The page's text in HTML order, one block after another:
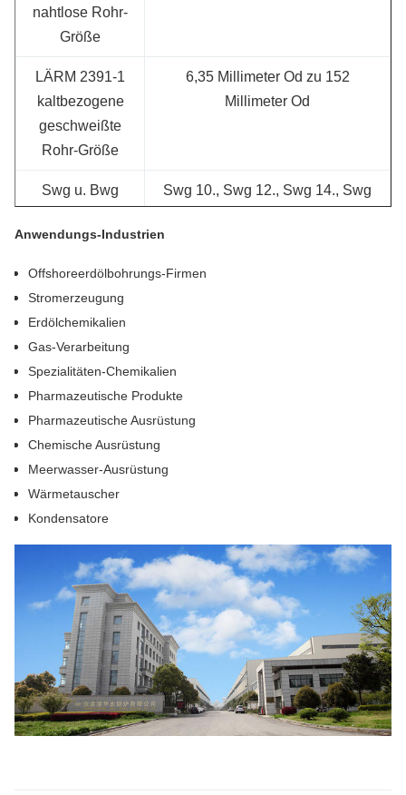
nahtlose Rohr-
Größe
LÄRM 2391-1
kaltbezogene
geschweißte
Rohr-Größe
6,35 Millimeter Od zu 152
Millimeter Od
Swg u. Bwg
Swg 10., Swg 12., Swg 14., Swg
kaltbezogene
Rohr-
Wandstärke
Wandstärken verfügbar)
Länge
Standard- u. Schnittlänge Rohr u.
Poliert, AP (getempert u. in Essig
Form
Runde, hydraulische, ‚u-‘ Biegung
oder Höhle, LSAW, Kessel,
gerades Rohr, plattiertes Rohr-,
rechteckiges, quadratischesrohr
usw.
Art
Geschweißt, nahtlos, ERW, EFW,
fabriziertes Rohr, ‚u-‘ Biegung oder
Anwendungs-Industrien
Offshoreerdölbohrungs-Firmen
Stromerzeugung
Erdölchemikalien
Gas-Verarbeitung
Spezialitäten-Chemikalien
Pharmazeutische Produkte
Pharmazeutische Ausrüstung
Chemische Ausrüstung
Meerwasser-Ausrüstung
Wärmetauscher
Kondensatore